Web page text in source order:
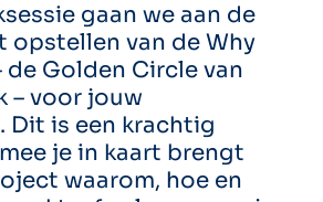
gaan we aan de
opstellen van de Why
de Golden Circle van
– voor jouw
Dit is een krachtig
je in kaart brengt
waarom, hoe en